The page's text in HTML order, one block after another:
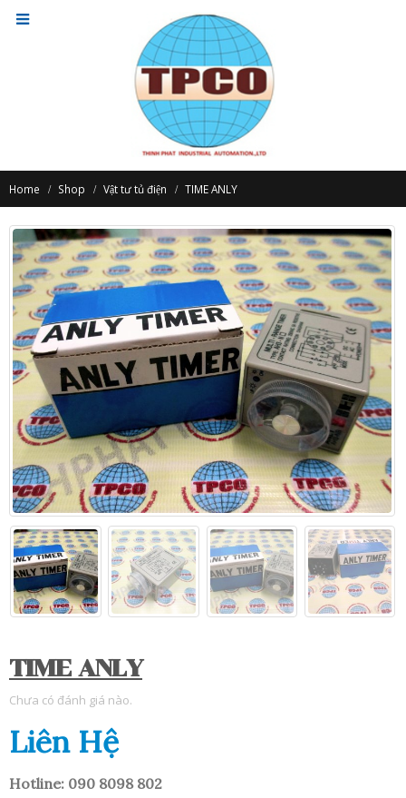
Home Shop Vật tư tủ điện TIME ANLY
TIME ANLY
Chưa có đánh giá nào.
Liên Hệ
Hotline: 090 8098 802